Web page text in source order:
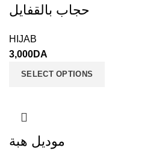
حجاب بالقفايل
HIJAB
3,000DA
SELECT OPTIONS
موديل هبة